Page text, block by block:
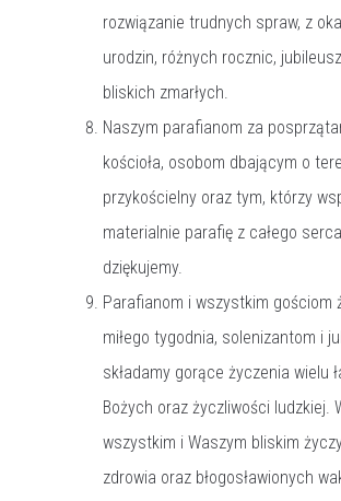
rozwiązanie trudnych spraw, z
urodzin, różnych rocznic,
bliskich zmarłych.
Naszym parafianom za
kościoła, osobom dbającym o
przykościelny oraz tym, którzy
materialnie parafię z całego serca
dziękujemy.
Parafianom i wszystkim gościom
miłego tygodnia, solenizantom i
składamy gorące życzenia wielu
Bożych oraz życzliwości ludzkiej.
wszystkim i Waszym bliskim
zdrowia oraz błogosławionych